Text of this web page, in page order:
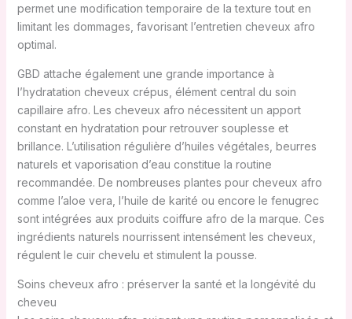
permet une modification temporaire de la texture tout en
limitant les dommages, favorisant l’entretien cheveux afro
optimal.
GBD attache également une grande importance à
l’hydratation cheveux crépus, élément central du soin
capillaire afro. Les cheveux afro nécessitent un apport
constant en hydratation pour retrouver souplesse et
brillance. L’utilisation régulière d’huiles végétales, beurres
naturels et vaporisation d’eau constitue la routine
recommandée. De nombreuses plantes pour cheveux afro
comme l’aloe vera, l’huile de karité ou encore le fenugrec
sont intégrées aux produits coiffure afro de la marque. Ces
ingrédients naturels nourrissent intensément les cheveux,
régulent le cuir chevelu et stimulent la pousse.
Soins cheveux afro : préserver la santé et la longévité du
cheveu